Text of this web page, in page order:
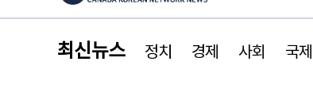
최신뉴스 정치 경제 사회 국제